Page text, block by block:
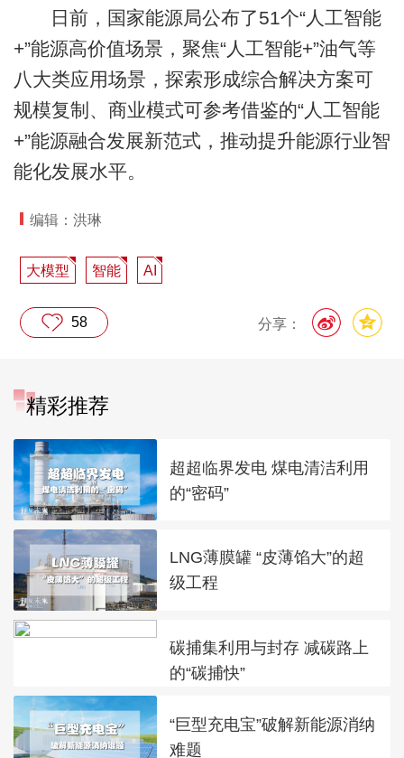
日前，国家能源局公布了51个“人工智能
+”能源高价值场景，聚焦“人工智能+”油气等
八大类应用场景，探索形成综合解决方案可
规模复制、商业模式可参考借鉴的“人工智能
+”能源融合发展新范式，推动提升能源行业智
能化发展水平。
编辑：洪琳
大模型 智能 AI
分享：
58
精彩推荐
超超临界发电 煤电清洁利用
的“密码”
LNG薄膜罐 “皮薄馅大”的超
级工程
碳捕集利用与封存 减碳路上
的“碳捕快”
“巨型充电宝”破解新能源消纳
难题